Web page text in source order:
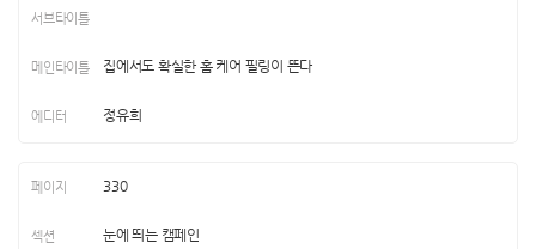
집에서도 확실한 홈 케어 필링이 뜬다
정유희
330
눈에 띄는 캠페인